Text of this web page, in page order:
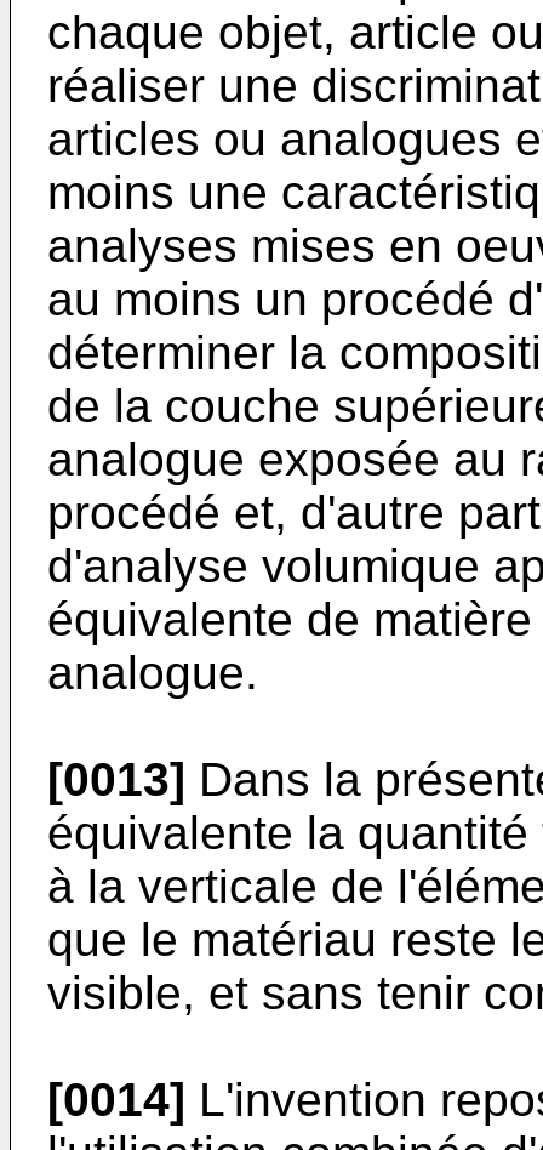
chaque objet, article
réaliser une
articles ou analogues
moins une
analyses mises en
au moins un procédé
déterminer la
de la couche
analogue exposée au
procédé et, d'autre
d'analyse volumique
équivalente de
analogue.
[0013] Dans la
équivalente la
à la verticale de
que le matériau reste
visible, et sans tenir
[0014] L'invention